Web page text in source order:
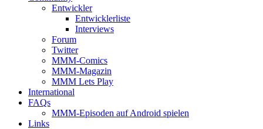
Entwickler
Entwicklerliste
Interviews
Forum
Twitter
MMM-Comics
MMM-Magazin
MMM Lets Play
International
FAQs
MMM-Episoden auf Android spielen
Links